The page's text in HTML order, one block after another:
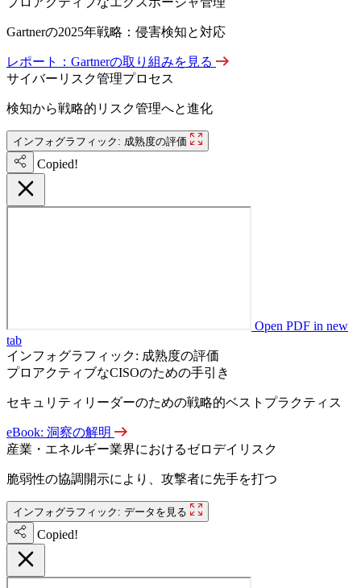
Gartnerの2025年戦略：侵害検知と対応
レポート：Gartnerの取り組みを見る
サイバーリスク管理プロセス
検知から戦略的リスク管理へと進化
インフォグラフィック: 成熟度の評価
Copied!
Open PDF in new
tab
インフォグラフィック: 成熟度の評価
プロアクティブなCISOのための手引き
セキュリティリーダーのための戦略的ベストプラクティス
eBook: 洞察の解明
産業・エネルギー業界におけるゼロデイリスク
脆弱性の協調開示により、攻撃者に先手を打つ
インフォグラフィック: データを見る
Copied!